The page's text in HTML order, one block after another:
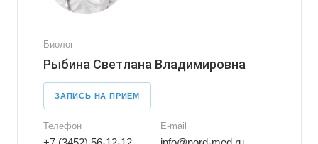
Биолог
Рыбина Светлана Владимировна
ЗАПИСЬ НА ПРИЁМ
Телефон E-mail